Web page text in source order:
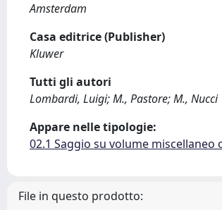
Amsterdam
Casa editrice (Publisher)
Kluwer
Tutti gli autori
Lombardi, Luigi; M., Pastore; M., Nucci
Appare nelle tipologie:
02.1 Saggio su volume
File in questo prodotto: